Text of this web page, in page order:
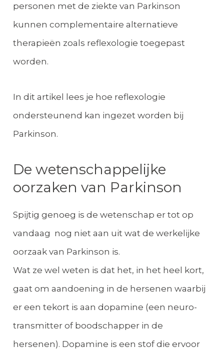
personen met de ziekte van Parkinson
kunnen complementaire alternatieve
therapieën zoals reflexologie toegepast
worden.
In dit artikel lees je hoe reflexologie
ondersteunend kan ingezet worden bij
Parkinson.
De wetenschappelijke
oorzaken van Parkinson
Spijtig genoeg is de wetenschap er tot op
vandaag nog niet aan uit wat de werkelijke
oorzaak van Parkinson is.
Wat ze wel weten is dat het, in het heel kort,
gaat om aandoening in de hersenen waarbij
er een tekort is aan dopamine (een neuro-
transmitter of boodschapper in de
hersenen). Dopamine is een stof die ervoor